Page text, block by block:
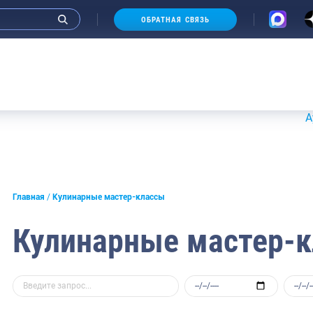
ОБРАТНАЯ СВЯЗЬ
Главная Кулинарные мастер-классы
Кулинарные мастер-